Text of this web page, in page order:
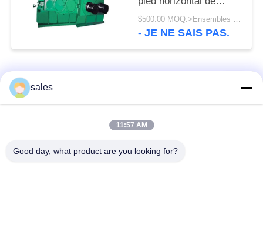
broyeur à boulets de la
grandeur 1500 t/mn
$500.00 MOQ:>Ensembles =1
- JE NE SAIS PAS.
Catégories populaires
Pignon biseauté
vitesse de périmètre
Bâtis et pièces
sales
11:57 AM
Good day, what product are you looking for?